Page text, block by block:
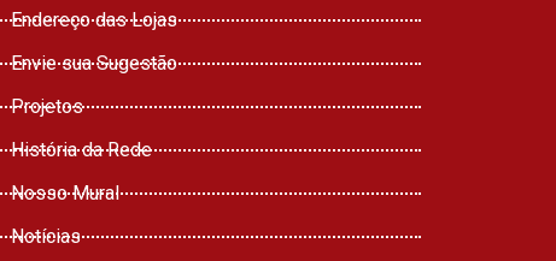
Endereço das Lojas
Envie sua Sugestão
Projetos
História da Rede
Nosso Mural
Notícias